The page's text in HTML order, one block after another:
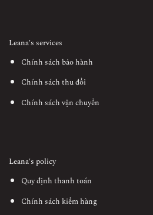
Leana's services
Chính sách bảo hành
Chính sách thu đổi
Chính sách vận chuyển
Leana's policy
Quy định thanh toán
Chính sách kiểm hàng